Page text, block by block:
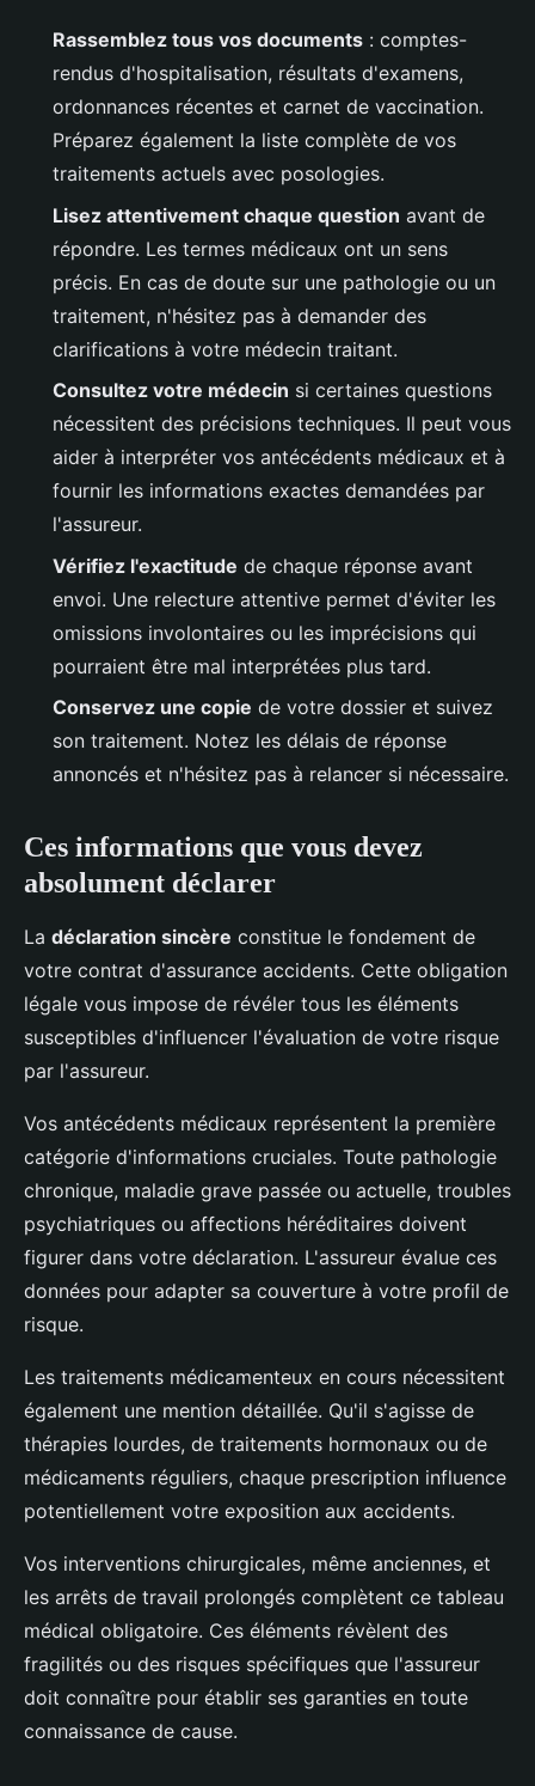
Rassemblez tous vos documents : comptes-
rendus d'hospitalisation, résultats d'examens,
ordonnances récentes et carnet de vaccination.
Préparez également la liste complète de vos
traitements actuels avec posologies.
Lisez attentivement chaque question avant de
répondre. Les termes médicaux ont un sens
précis. En cas de doute sur une pathologie ou un
traitement, n'hésitez pas à demander des
clarifications à votre médecin traitant.
Consultez votre médecin si certaines questions
nécessitent des précisions techniques. Il peut vous
aider à interpréter vos antécédents médicaux et à
fournir les informations exactes demandées par
l'assureur.
Vérifiez l'exactitude de chaque réponse avant
envoi. Une relecture attentive permet d'éviter les
omissions involontaires ou les imprécisions qui
pourraient être mal interprétées plus tard.
Conservez une copie de votre dossier et suivez
son traitement. Notez les délais de réponse
annoncés et n'hésitez pas à relancer si nécessaire.
Ces informations que vous devez
absolument déclarer
La déclaration sincère constitue le fondement de
votre contrat d'assurance accidents. Cette obligation
légale vous impose de révéler tous les éléments
susceptibles d'influencer l'évaluation de votre risque
par l'assureur.
Vos antécédents médicaux représentent la première
catégorie d'informations cruciales. Toute pathologie
chronique, maladie grave passée ou actuelle, troubles
psychiatriques ou affections héréditaires doivent
figurer dans votre déclaration. L'assureur évalue ces
données pour adapter sa couverture à votre profil de
risque.
Les traitements médicamenteux en cours nécessitent
également une mention détaillée. Qu'il s'agisse de
thérapies lourdes, de traitements hormonaux ou de
médicaments réguliers, chaque prescription influence
potentiellement votre exposition aux accidents.
Vos interventions chirurgicales, même anciennes, et
les arrêts de travail prolongés complètent ce tableau
médical obligatoire. Ces éléments révèlent des
fragilités ou des risques spécifiques que l'assureur
doit connaître pour établir ses garanties en toute
connaissance de cause.